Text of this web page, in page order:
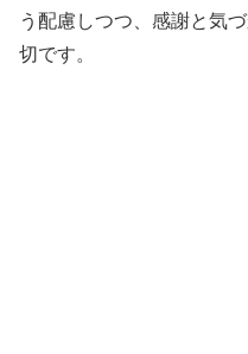
う配慮しつつ、感謝と気
切です。